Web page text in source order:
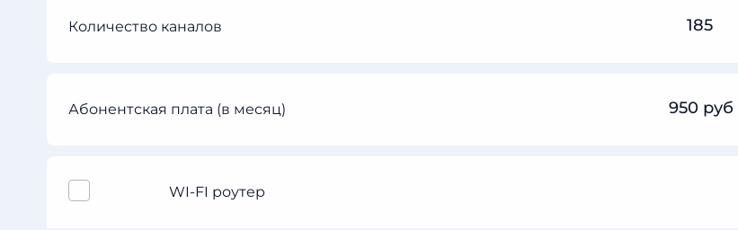
Количество каналов 185
Абонентская плата (в месяц) 950 руб
WI-FI роутер